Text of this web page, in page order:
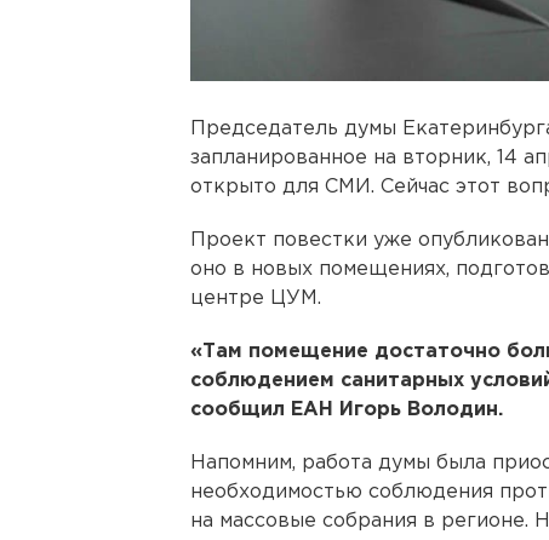
Председатель думы
запланированное на вторник, 14
открыто для СМИ. Сейчас этот
Проект повестки уже
оно в новых помещениях,
центре ЦУМ.
«Там помещение достаточно
соблюдением санитарных
сообщил ЕАН Игорь Володин.
Напомним, работа думы была
необходимостью соблюдения
на массовые собрания в регионе.